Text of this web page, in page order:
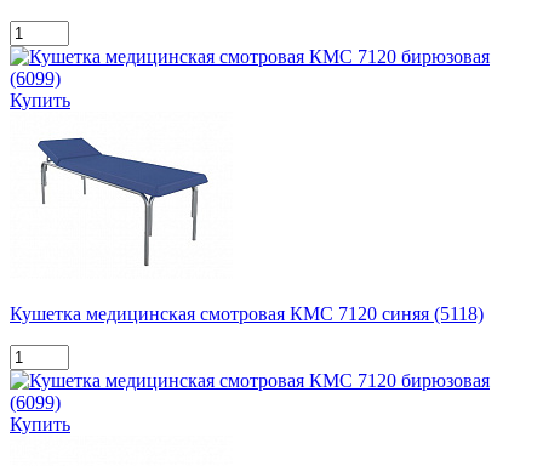
Купить
Кушетка медицинская смотровая КМС 7120 синяя (5118)
Купить